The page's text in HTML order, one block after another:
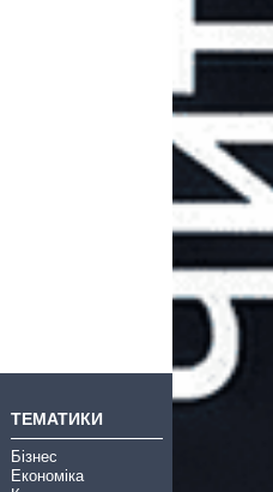
ТЕМАТИКИ
Бізнес
Економіка